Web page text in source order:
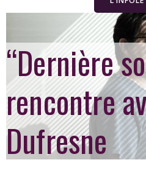
“Dernière
rencontre
Dufresne